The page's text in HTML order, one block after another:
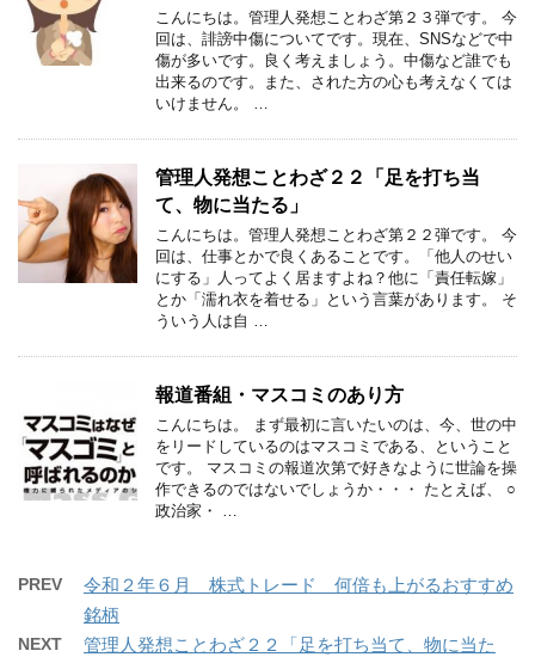
こんにちは。管理人発想ことわざ第２３弾です。 今
回は、誹謗中傷についてです。現在、SNSなどで中
傷が多いです。良く考えましょう。中傷など誰でも
出来るのです。また、された方の心も考えなくては
いけません。 …
管理人発想ことわざ２２「足を打ち当
て、物に当たる」
こんにちは。管理人発想ことわざ第２２弾です。 今
回は、仕事とかで良くあることです。「他人のせい
にする」人ってよく居ますよね？他に「責任転嫁」
とか「濡れ衣を着せる」という言葉があります。 そ
ういう人は自 …
報道番組・マスコミのあり方
こんにちは。 まず最初に言いたいのは、今、世の中
をリードしているのはマスコミである、ということ
です。 マスコミの報道次第で好きなように世論を操
作できるのではないでしょうか・・・ たとえば、 ○
政治家・ …
PREV
令和２年６月 株式トレード 何倍も上がるおすすめ
銘柄
NEXT
管理人発想ことわざ２２「足を打ち当て、物に当た